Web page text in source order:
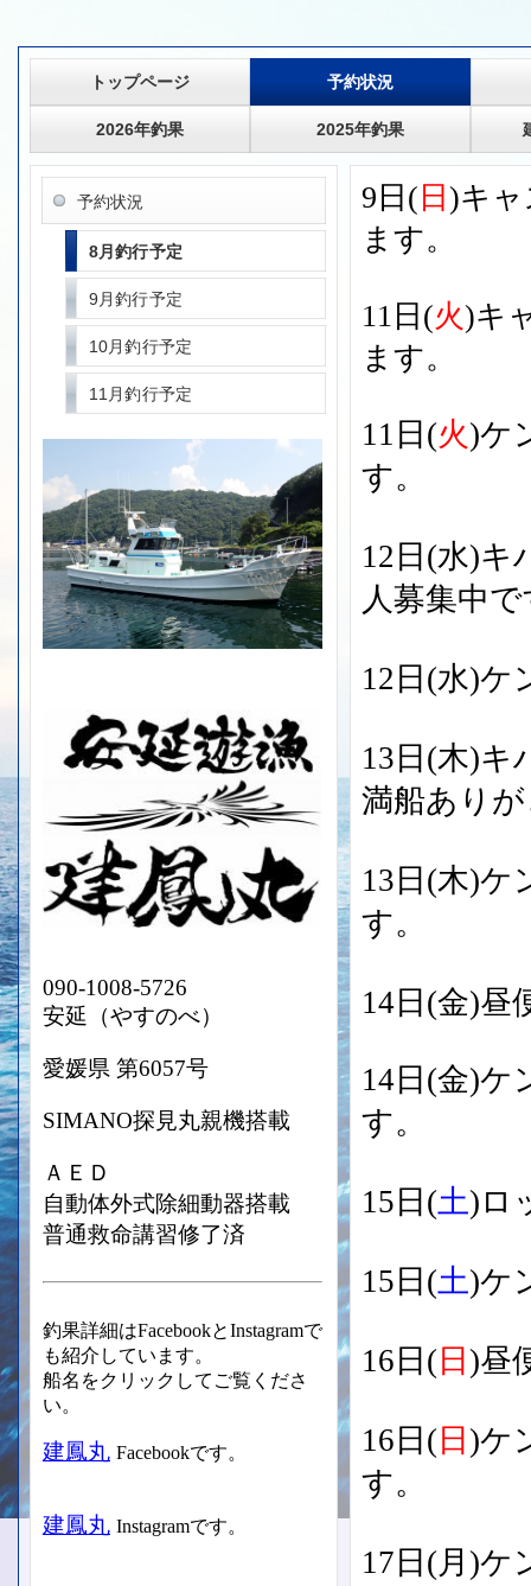
トップページ 予約状況
2026年釣果 2025年釣果
9日( 日 )キ
ます。
11日(火)キ
ます。
11日(火)ケ
す。
12日(水)キ
人募集中
12日(水)ケ
13日(木)キ
満船あり
13日(木)ケ
す。
14日(金)昼
14日(金)ケ
す。
15日(土)ロ
15日(土)ケ
16日( 日 )昼
16日( 日 )ケ
す。
17日(月)ケ
予約状況
8月釣行予定
9月釣行予定
10月釣行予定
11月釣行予定
090-1008-5726
安延（やすのべ）
愛媛県 第6057号
SIMANO探見丸親機搭載
ＡＥＤ
自動体外式除細動器搭載
普通救命講習修了済
釣果詳細はFacebookとInstagramで
も紹介しています。
船名をクリックしてご覧くださ
い。
建鳳丸 Facebookです。
建鳳丸 Instagramです。